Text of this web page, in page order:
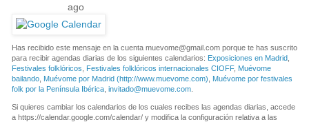
ago
Has recibido este mensaje en la cuenta muevome@gmail.com porque te has suscrito
para recibir agendas diarias de los siguientes calendarios: Exposiciones en Madrid
Festivales folklóricos
Festivales folklóricos internacionales CIOFF, Muévome
bailando Muévome por Madrid (http://www.muevome.com)
Muévome por festivales
folk por la Península Ibérica invitado@muevome.com
Si quieres cambiar los calendarios de los cuales recibes las agendas diarias, accede
a https://calendar.google.com/calendar/ y modifica la configuración relativa a las